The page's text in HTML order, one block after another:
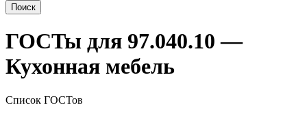
Поиск
ГОСТы для 97.040.10 —
Кухонная мебель
Список ГОСТов